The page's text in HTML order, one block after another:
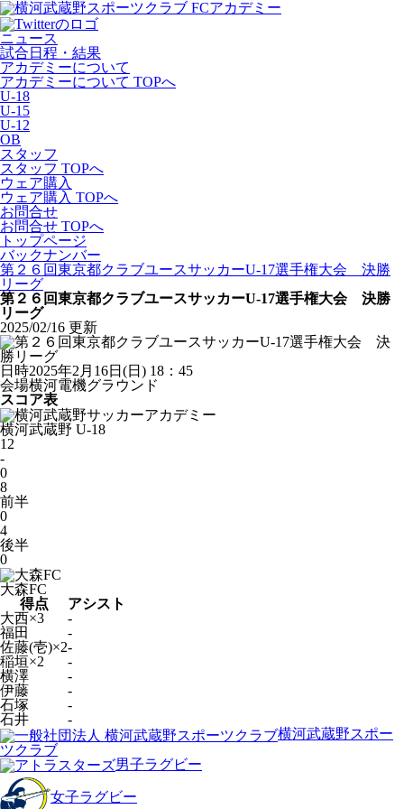
ニュース
試合日程・結果
アカデミーについて
アカデミーについて TOPへ
U-18
U-15
U-12
OB
スタッフ
スタッフ TOPへ
ウェア購入
ウェア購入 TOPへ
お問合せ
お問合せ TOPへ
トップページ
バックナンバー
第２６回東京都クラブユースサッカーU-17選手権大会 決勝
リーグ
第２６回東京都クラブユースサッカーU-17選手権大会 決勝
リーグ
2025/02/16 更新
日時2025年2月16日(日) 18：45
会場横河電機グラウンド
スコア表
横河武蔵野 U-18
12
-
0
8
前半
0
4
後半
0
大森FC
得点
アシスト
大西×3
-
福田
-
佐藤(壱)×2-
稲垣×2
-
横澤
-
伊藤
-
石塚
-
石井
-
横河武蔵野スポー
ツクラブ
男子ラグビー
女子ラグビー